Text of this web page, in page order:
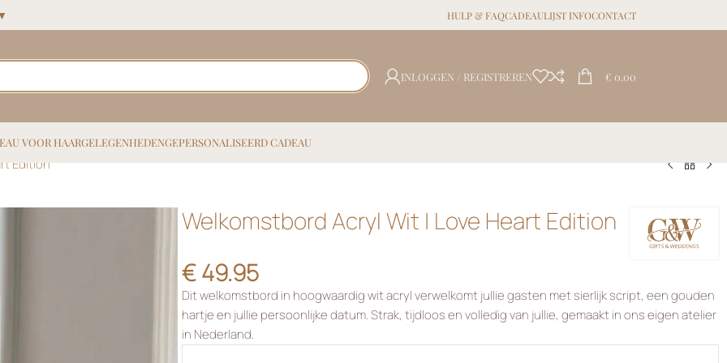
HULP & FAQCADEAULIJST INFOCONTACT
INLOGGEN / REGISTREREN € 0.00
VOOR HAARGELEGENHEDENGEPERSONALISEERD CADEAU
Edition
Welkomstbord Acryl Wit | Love Heart Edition
€49.95
Dit welkomstbord in hoogwaardig wit acryl verwelkomt jullie gasten met sierlijk script, een gouden
hartje en jullie persoonlijke datum. Strak, tijdloos en volledig van jullie, gemaakt in ons eigen atelier
in Nederland.